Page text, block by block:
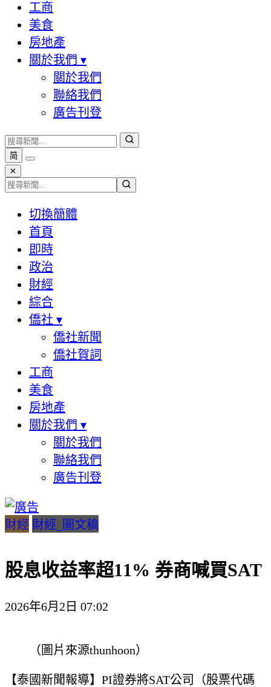
工商
美食
房地產
關於我們 ▾
關於我們
聯絡我們
廣告刊登
简
✕
切換簡體
首頁
即時
政治
財經
綜合
僑社 ▾
僑社新聞
僑社賀詞
工商
美食
房地產
關於我們 ▾
關於我們
聯絡我們
廣告刊登
財經 財經_圖文稿
股息收益率超11% 券商喊買SAT
2026年6月2日 07:02
（圖片來源thunhoon）
【泰國新聞報導】PI證券將SAT公司（股票代碼